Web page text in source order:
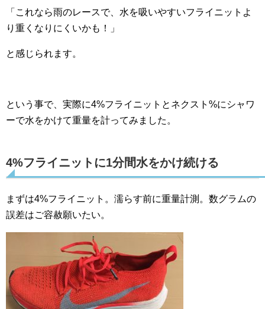
「これなら雨のレースで、水を吸いやすいフライニットよ
り重くなりにくいかも！」
と感じられます。
という事で、実際に4%フライニットとネクスト%にシャワ
ーで水をかけて重量を計ってみました。
4%フライニットに1分間水をかけ続ける
まずは4%フライニット。濡らす前に重量計測。数グラムの
誤差はご容赦願いたい。